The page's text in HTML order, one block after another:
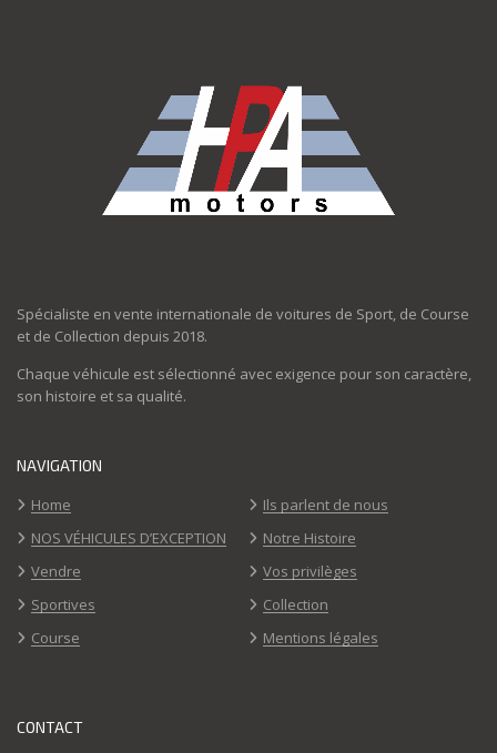
Spécialiste en vente internationale de voitures de Sport, de Course
et de Collection depuis 2018.
Chaque véhicule est sélectionné avec exigence pour son caractère,
son histoire et sa qualité.
NAVIGATION
Home
Ils parlent de nous
NOS VÉHICULES D’EXCEPTION
Notre Histoire
Vendre
Vos privilèges
Sportives
Collection
Course
Mentions légales
CONTACT